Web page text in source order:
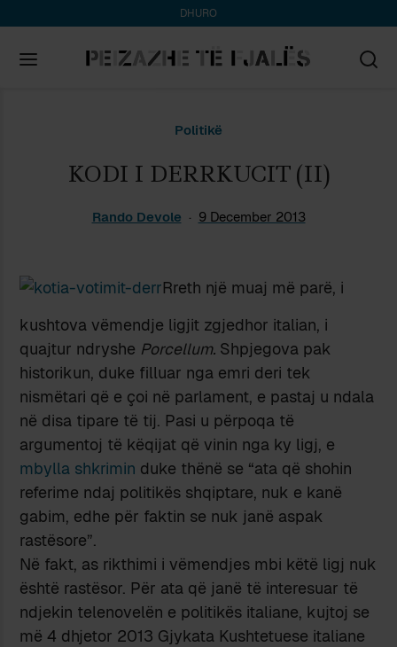
DHURO
Politikë
KODI I DERRKUCIT (II)
Rando Devole 9 December 2013
Rreth një muaj më parë, i
kushtova vëmendje ligjit zgjedhor italian, i
quajtur ndryshe Porcellum. Shpjegova pak
historikun, duke filluar nga emri deri tek
nismëtari që e çoi në parlament, e pastaj u ndala
në disa tipare të tij. Pasi u përpoqa të
argumentoj të këqijat që vinin nga ky ligj, e
mbylla shkrimin duke thënë se “ata që shohin
referime ndaj politikës shqiptare, nuk e kanë
gabim, edhe për faktin se nuk janë aspak
rastësore”.
Në fakt, as rikthimi i vëmendjes mbi këtë ligj nuk
është rastësor. Për ata që janë të interesuar të
ndjekin telenovelën e politikës italiane, kujtoj se
më 4 dhjetor 2013 Gjykata Kushtetuese italiane